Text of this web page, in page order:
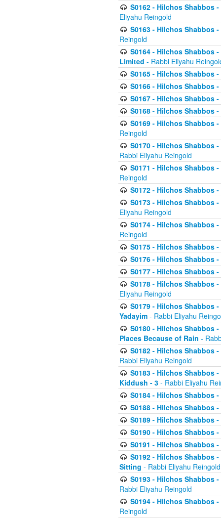
S0162 - Hilchos Shabbos
Eliyahu Reingold
S0163 - Hilchos Shabbos
Reingold
S0164 - Hilchos Shabbos
Limited - Rabbi Eliyahu
S0165 - Hilchos Shabbos
S0166 - Hilchos Shabbos
S0167 - Hilchos Shabbos
S0168 - Hilchos Shabbos
S0169 - Hilchos Shabbos
Reingold
S0170 - Hilchos Shabbos
Rabbi Eliyahu Reingold
S0171 - Hilchos Shabbos
Reingold
S0172 - Hilchos Shabbos
S0173 - Hilchos Shabbos
Eliyahu Reingold
S0174 - Hilchos Shabbos
Reingold
S0175 - Hilchos Shabbos
S0176 - Hilchos Shabbos
S0177 - Hilchos Shabbos
S0178 - Hilchos Shabbos
Eliyahu Reingold
S0179 - Hilchos Shabbos
Yadayim - Rabbi Eliyahu
S0180 - Hilchos Shabbos
Places Because of Rain -
S0182 - Hilchos Shabbos
Rabbi Eliyahu Reingold
S0183 - Hilchos Shabbos
Kiddush - 3 - Rabbi Eliyahu
S0184 - Hilchos Shabbos
S0188 - Hilchos Shabbos
S0189 - Hilchos Shabbos
S0190 - Hilchos Shabbos
S0191 - Hilchos Shabbos
S0192 - Hilchos Shabbos
Sitting - Rabbi Eliyahu Reingold
S0193 - Hilchos Shabbos
Rabbi Eliyahu Reingold
S0194 - Hilchos Shabbos
Reingold